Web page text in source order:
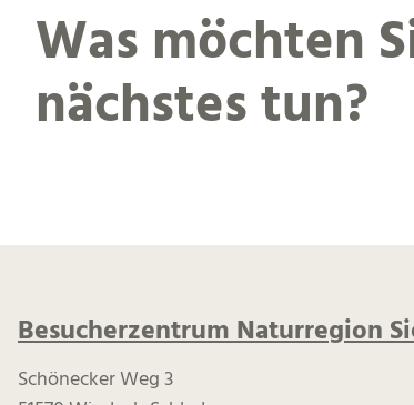
Was möchten
nächstes tun?
Besucherzentrum Naturregion
Schönecker Weg 3